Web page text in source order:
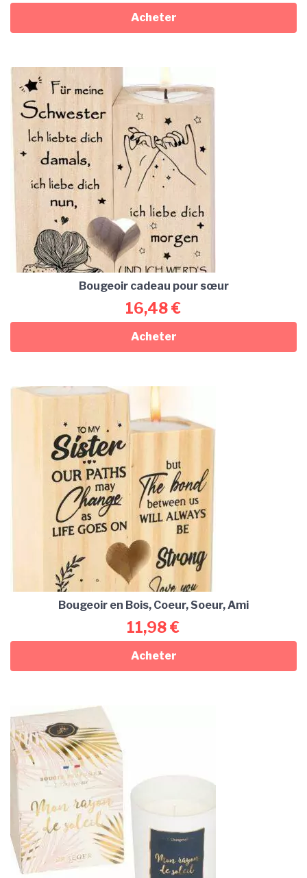
Acheter
Bougeoir cadeau pour sœur
16,48€
Acheter
Bougeoir en Bois, Coeur, Soeur, Ami
11,98€
Acheter